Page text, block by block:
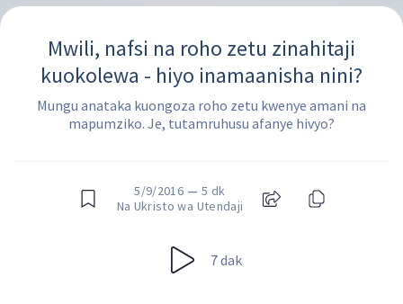
Mwili, nafsi na roho zetu zinahitaji
kuokolewa - hiyo inamaanisha nini?
Mungu anataka kuongoza roho zetu kwenye amani na
mapumziko. Je, tutamruhusu afanye hivyo?
5/9/2016 — 5 dk
Na Ukristo wa Utendaji
7 dak